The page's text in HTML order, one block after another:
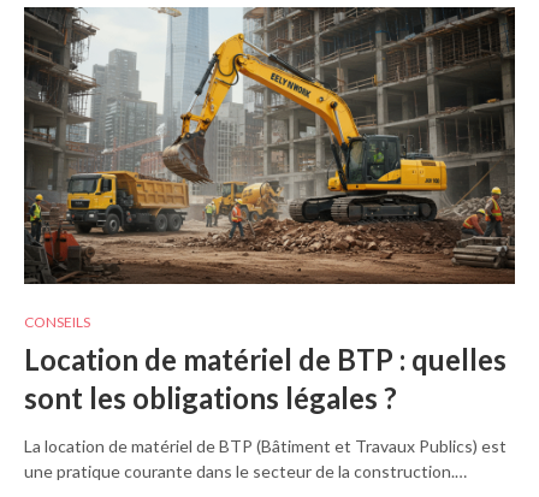
CONSEILS
Location de matériel de BTP : quelles
sont les obligations légales ?
La location de matériel de BTP (Bâtiment et Travaux Publics) est
une pratique courante dans le secteur de la construction.…